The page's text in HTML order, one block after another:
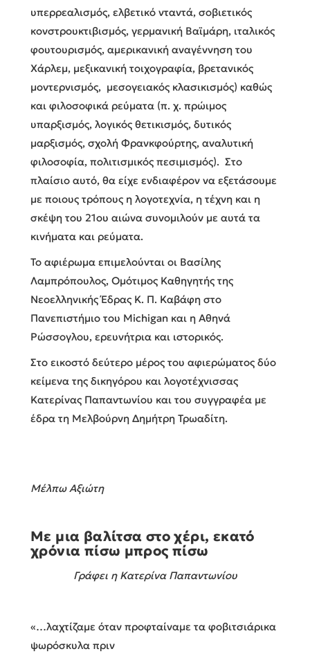
υπερρεαλισμός, ελβετικό νταντά, σοβιετικός
κονστρουκτιβισμός, γερμανική Βαϊμάρη, ιταλικός
φουτουρισμός, αμερικανική αναγέννηση του
Χάρλεμ, μεξικανική τοιχογραφία, βρετανικός
μοντερνισμός, μεσογειακός κλασικισμός) καθώς
και φιλοσοφικά ρεύματα (π. χ. πρώιμος
υπαρξισμός, λογικός θετικισμός, δυτικός
μαρξισμός, σχολή Φρανκφούρτης, αναλυτική
φιλοσοφία, πολιτισμικός πεσιμισμός). Στο
πλαίσιο αυτό, θα είχε ενδιαφέρον να εξετάσουμε
με ποιους τρόπους η λογοτεχνία, η τέχνη και η
σκέψη του 21ου αιώνα συνομιλούν με αυτά τα
κινήματα και ρεύματα.
Το αφιέρωμα επιμελούνται οι Βασίλης
Λαμπρόπουλος, Ομότιμος Καθηγητής της
Νεοελληνικής Έδρας Κ. Π. Καβάφη στο
Πανεπιστήμιο του Michigan και η Αθηνά
Ρώσσογλου, ερευνήτρια και ιστορικός.
Στο εικοστό δεύτερο μέρος του αφιερώματος δύο
κείμενα της δικηγόρου και λογοτέχνισσας
Κατερίνας Παπαντωνίου και του συγγραφέα με
έδρα τη Μελβούρνη Δημήτρη Τρωαδίτη.
Μέλπω Αξιώτη
Με μια βαλίτσα στο χέρι, εκατό
χρόνια πίσω μπρος πίσω
Γράφει η Κατερίνα Παπαντωνίου
«…λαχτίζαμε όταν προφταίναμε τα φοβιτσιάρικα
ψωρόσκυλα πριν